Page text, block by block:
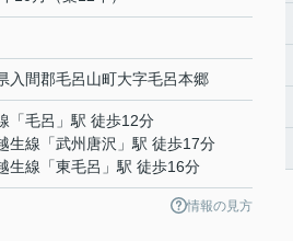
入間郡毛呂山町大字毛呂本郷
「毛呂 」駅 徒歩12分
生線 「武州唐沢 」駅 徒歩17分
生線 「東毛呂 」駅 徒歩16分
情報の見方